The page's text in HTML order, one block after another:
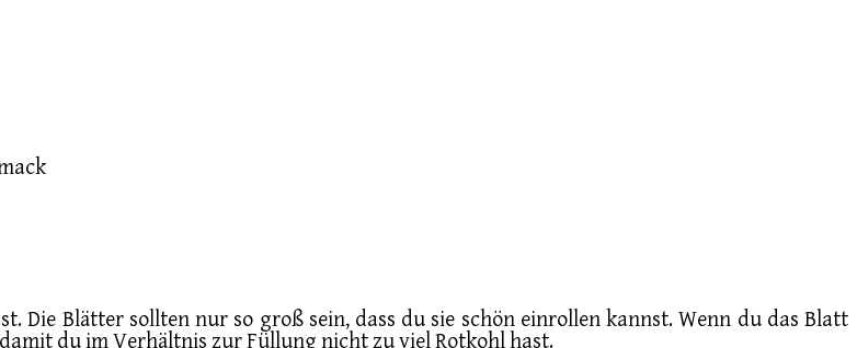
Die Blätter sollten nur so groß sein, dass du sie schön einrollen kannst. Wenn du das Blatt
du im Verhältnis zur Füllung nicht zu viel Rotkohl hast.